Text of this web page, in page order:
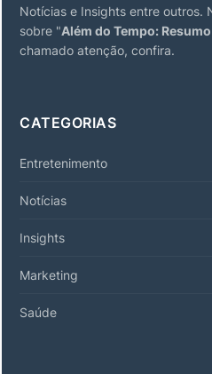
Notícias e Insights entre outros.
sobre "Além do Tempo:
chamado atenção, confira.
CATEGORIAS
Entretenimento
Notícias
Insights
Marketing
Saúde